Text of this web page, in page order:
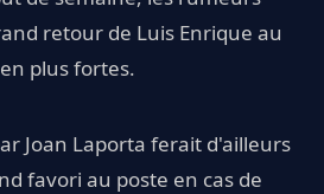
retour de Luis Enrique au
plus fortes.
Joan Laporta ferait d'ailleurs
favori au poste en cas de